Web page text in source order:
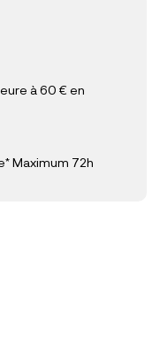
à 60 € en
Maximum 72h